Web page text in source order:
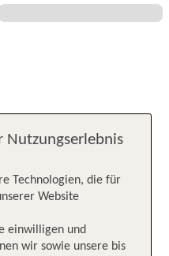
Nutzungserlebnis
Technologien, die für
Website
einwilligen und
wir sowie unsere bis